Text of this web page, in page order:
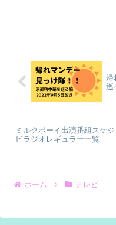
帰
巡
ミルクボーイ出演番組スケ
ビラジオレギュラー一覧
ホーム テレビ